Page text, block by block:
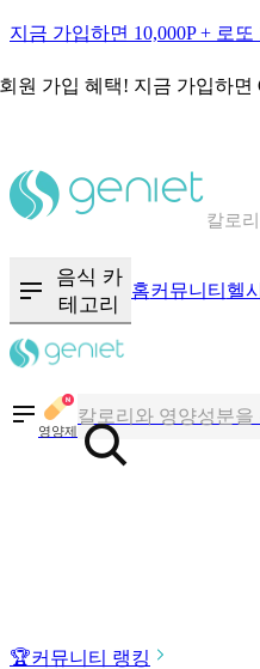
지금 가입하면 10,000P + 로또
원 가입 혜택! 지금 가입하면
칼로
음식 카
테고리
홈커뮤니티 헬
영양제
칼로리와 영양성분을
혈당 · 다이어트 음식
🏆커뮤니티 랭킹